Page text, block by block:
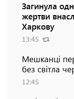
Загинула
жертви
Харкову
13:45
Мешканці
без світла
12:45